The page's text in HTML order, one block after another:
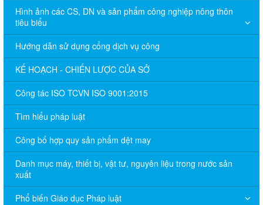
Hình ảnh các CS, DN và sản phẩm công nghiệp nông thôn
tiêu biểu
Hướng dẫn sử dụng cổng dịch vụ công
KẾ HOẠCH - CHIẾN LƯỢC CỦA SỞ
Công tác ISO TCVN ISO 9001:2015
Tìm hiểu pháp luật
Công bố hợp quy sản phẩm dệt may
Danh mục máy, thiết bị, vật tư, nguyên liệu trong nước sản
xuất
Phổ biến Giáo dục Pháp luật